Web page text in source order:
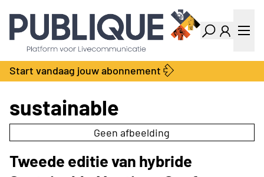
Industry Dashboard
Vacatures
Kalender
Producten
Bedrijvengids
Locatie Finder
Contact
Over ons
Adverteren
Abonnementen
Start vandaag jouw abonnement
sustainable
Geen afbeelding
Tweede editie van hybride